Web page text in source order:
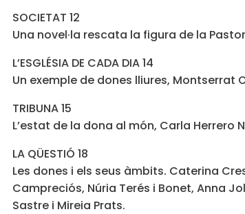
SOCIETAT 12
Una novel·la rescata la figura de la
L’ESGLÉSIA DE CADA DIA 14
Un exemple de dones lliures, Montserrat
TRIBUNA 15
L’estat de la dona al món, Carla Herrero
LA QÜESTIÓ 18
Les dones i els seus àmbits. Caterina
Campreciós, Núria Terés i Bonet, Anna
Sastre i Mireia Prats.